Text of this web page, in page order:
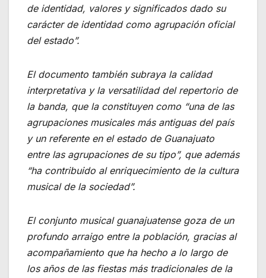
de identidad, valores y significados dado su
carácter de identidad como agrupación oficial
del estado”.
El documento también subraya la calidad
interpretativa y la versatilidad del repertorio de
la banda, que la constituyen como “una de las
agrupaciones musicales más antiguas del país
y un referente en el estado de Guanajuato
entre las agrupaciones de su tipo”, que además
“ha contribuido al enriquecimiento de la cultura
musical de la sociedad”.
El conjunto musical guanajuatense goza de un
profundo arraigo entre la población, gracias al
acompañamiento que ha hecho a lo largo de
los años de las fiestas más tradicionales de la